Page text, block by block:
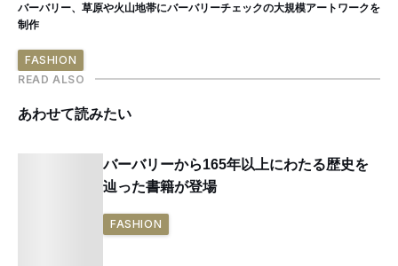
バーバリー、草原や火山地帯にバーバリーチェックの大規模アートワークを
制作
FASHION
READ ALSO
あわせて読みたい
バーバリーから165年以上にわたる歴史を
辿った書籍が登場
FASHION